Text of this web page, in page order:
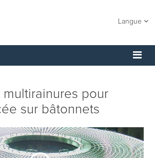
Langue
multirainures pour
sur bâtonnets